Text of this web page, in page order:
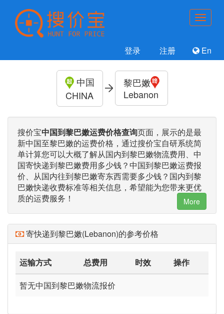
登录 注册 En
中国
CHINA
黎巴嫩
Lebanon
搜价宝中国到黎巴嫩运费价格查询页面，展示的是最
新中国至黎巴嫩的运费价格，通过搜价宝自研系统简
单计算您可以大概了解从国内到黎巴嫩物流费用、中
国寄快递到黎巴嫩费用多少钱？中国到黎巴嫩运费报
价、从国内往到黎巴嫩寄东西需要多少钱？国内到黎
巴嫩快递收费标准等相关信息，希望能为您带来更优
质的运费服务！
More
寄快递到黎巴嫩(Lebanon)的参考价格
运输方式 总费用 时效
操作
暂无中国到黎巴嫩物流报价